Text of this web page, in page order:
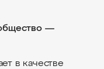
—
в качестве